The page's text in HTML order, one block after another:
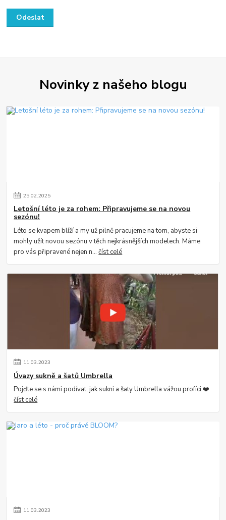
Novinky z našeho blogu
25.02.2025
Letošní léto je za rohem: Připravujeme se na novou
sezónu!
Léto se kvapem blíží a my už pilně pracujeme na tom, abyste si
mohly užít novou sezónu v těch nejkrásnějších modelech. Máme
pro vás připravené nejen n...číst celé
11.03.2023
Úvazy sukně a šatů Umbrella
Pojďte se s námi podívat, jak sukni a šaty Umbrella vážou profíci ❤️
číst celé
11.03.2023